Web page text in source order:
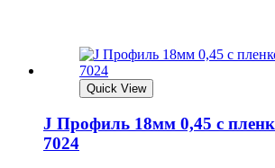
Quick View
J Профиль 18мм 0,45 с
7024